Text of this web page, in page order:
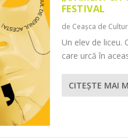
FESTIVAL
de Ceașca de
Un elev de liceu.
care urcă în
CITEŞTE MAI